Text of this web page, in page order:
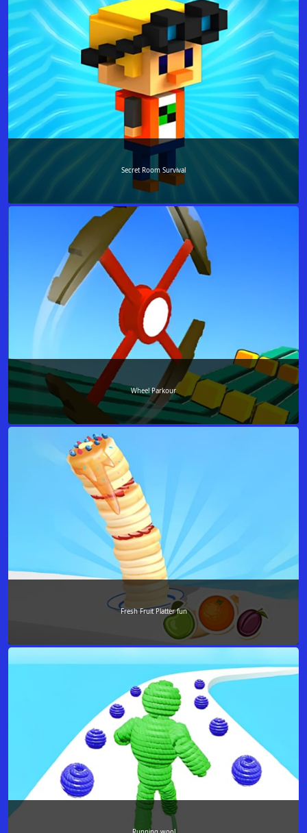
Secret Room Survival
Wheel Parkour
Fresh Fruit Platter fun